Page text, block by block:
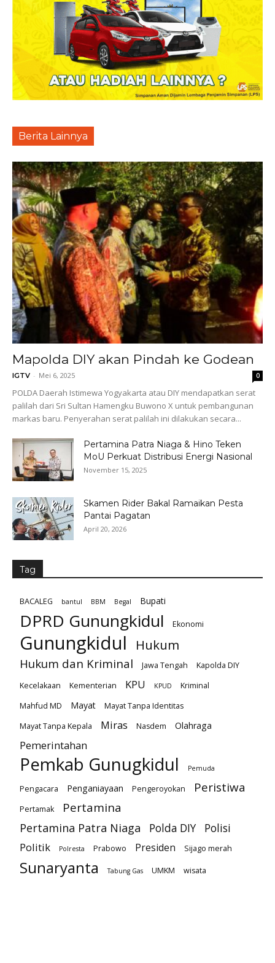
Berita Lainnya
Mapolda DIY akan Pindah ke Godean
IGTV - Mei 6, 2025 0
POLDA Daerah Istimewa Yogyakarta atau DIY mendapatkan serat
palilah dari Sri Sultan Hamengku Buwono X untuk pembangunan
markas baru. Penyerahan serat palilah ini dilakukan secara...
Pertamina Patra Niaga & Hino Teken
MoU Perkuat Distribusi Energi Nasional
November 15, 2025
Skamen Rider Bakal Ramaikan Pesta
Pantai Pagatan
April 20, 2026
Tag
BACALEG bantul BBM Begal Bupati
DPRD Gunungkidul Ekonomi
Gunungkidul Hukum
Hukum dan Kriminal Jawa Tengah
Kapolda DIY
Kecelakaan
Kementerian KPU KPUD
Kriminal
Mahfud MD
Mayat
Mayat Tanpa Identitas
Mayat Tanpa Kepala
Miras Nasdem Olahraga
Pemerintahan
Pemkab Gunugkidul Pemuda
Pengacara Penganiayaan Pengeroyokan Peristiwa
Pertamak Pertamina
Pertamina Patra Niaga Polda DIY
Polisi
Politik
Polresta Prabowo Presiden Sijago merah
Sunaryanta Tabung Gas UMKM wisata